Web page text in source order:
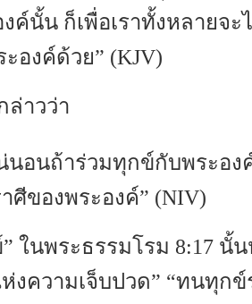
ค์นั้น ก็เพื่อเราทั้งหลายจ
องค์ด้วย” (KJV)
ล่าวว่า
อนถ้าร่วมทุกข์กับพระอง
ศีของพระองค์” (NIV)
ในพระธรรมโรม 8:17 นั้
งความเจ็บปวด” “ทนทุก